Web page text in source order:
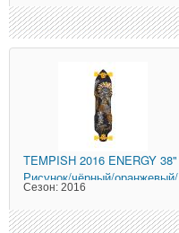
TEMPISH 2016 ENERGY 38"
Рисунок/чёрный/оранжевый/
белый
Сезон: 2016